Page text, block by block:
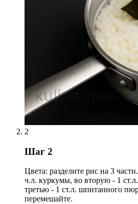
2
Шаг 2
Цвета: разделите рис на 3
ч.л. куркумы, во вторую - 1 ст.л.
третью - 1 ст.л. шпитанного
перемешайте.